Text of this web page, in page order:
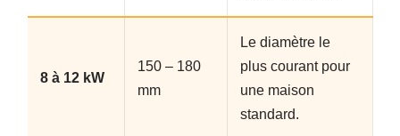
8 à 12 kW
150 – 180
mm
Le diamètre le
plus courant pour
une maison
standard.